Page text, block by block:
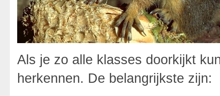
Als je zo alle klasses doorkijkt
herkennen. De belangrijkste zijn: